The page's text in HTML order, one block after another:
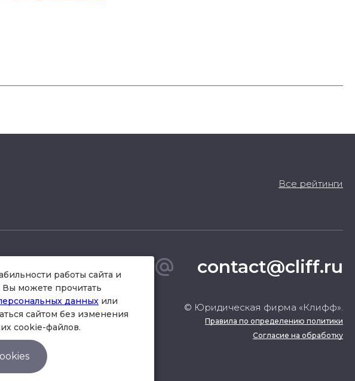
Все рейтинги
34 61
contact@cliff.ru
© Юридическая фирма «Клифф».
Правила по определению политики
Согласие на обработку
работы сайта и
Вы можете прочитать
данных или
сайтом без изменения
cookie-файлов.